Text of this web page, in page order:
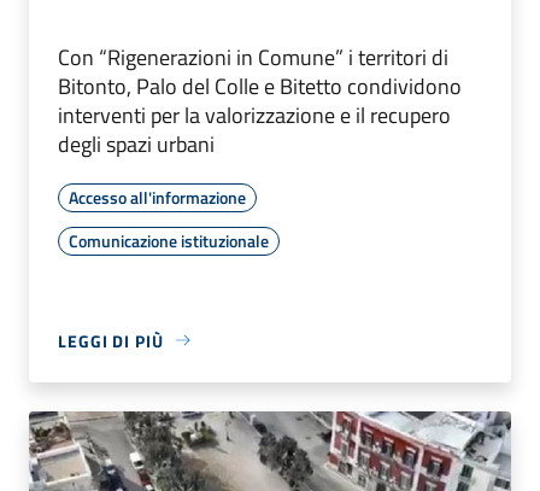
Con “Rigenerazioni in Comune” i territori di
Bitonto, Palo del Colle e Bitetto condividono
interventi per la valorizzazione e il recupero
degli spazi urbani
Accesso all'informazione
Comunicazione istituzionale
LEGGI DI PIÙ